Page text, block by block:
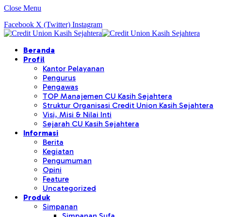
Close Menu
Facebook X (Twitter) Instagram
Beranda
Profil
Kantor Pelayanan
Pengurus
Pengawas
TOP Manajemen CU Kasih Sejahtera
Struktur Organisasi Credit Union Kasih Sejahtera
Visi, Misi & Nilai Inti
Sejarah CU Kasih Sejahtera
Informasi
Berita
Kegiatan
Pengumuman
Opini
Feature
Uncategorized
Produk
Simpanan